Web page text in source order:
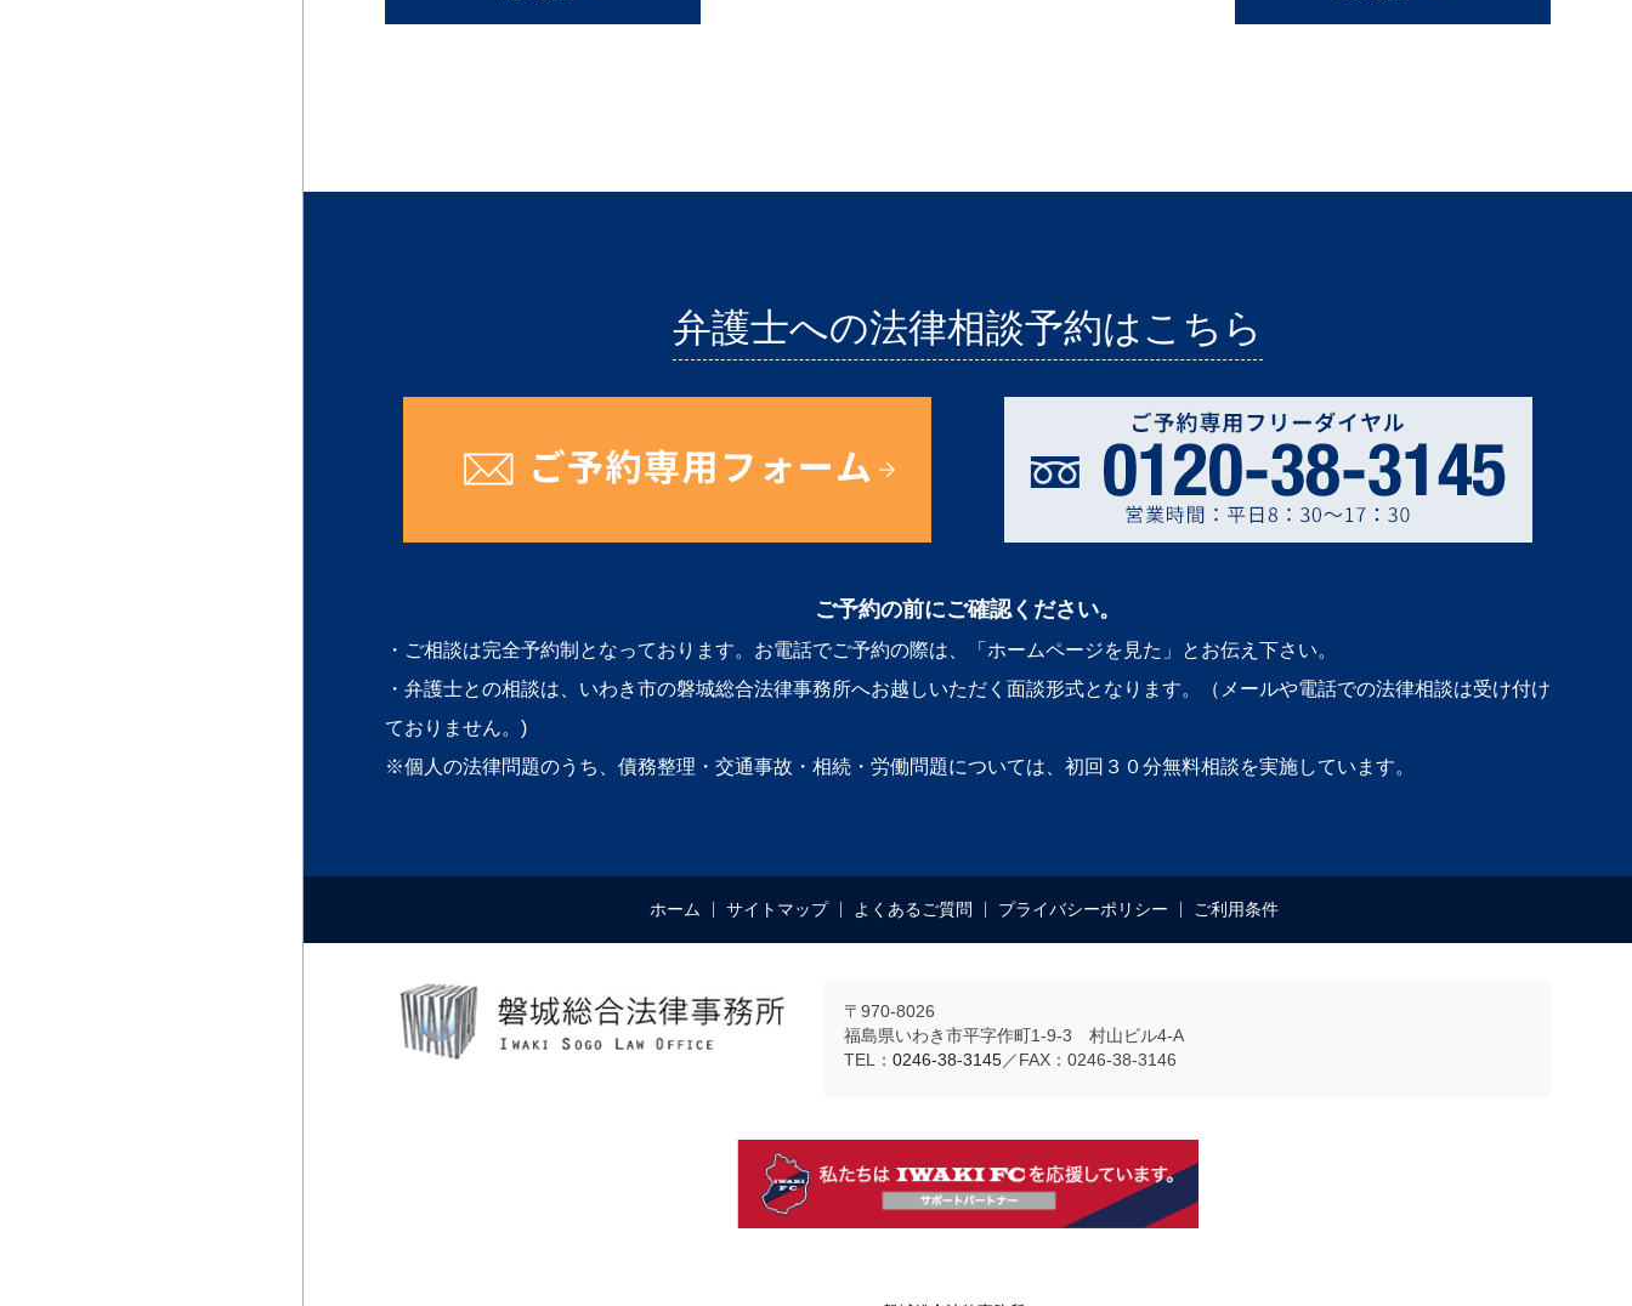
弁護士への法律相談予約はこちら
ご予約の前にご確認ください。
・ご相談は完全予約制となっております。お電話でご予約の際は、「ホームページを見た」とお伝え下さい。
・弁護士との相談は、いわき市の磐城総合法律事務所へお越しいただく面談形式となります。（メールや電話での法律相談は受け付け
ておりません。)
※個人の法律問題のうち、債務整理・交通事故・相続・労働問題については、初回３０分無料相談を実施しています。
ホーム サイトマップ よくあるご質問 プライバシーポリシー ご利用条件
〒970-8026
福島県いわき市平字作町1-9-3 村山ビル4-A
TEL： 0246-38-3145／FAX：0246-38-3146